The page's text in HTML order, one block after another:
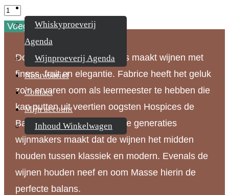
Whiskyproeverij
Agenda
Wijnproeverij Agenda
Nieuwsbrief
Contact
Mijn account
Inhoud Winkelwagen
Domaine
Masse,
Crémant
Bourgogne
aantal
Voeg toe aan uw bestelling
Domaine Masse Père & Fils maakt wijnen met
finess, fruit en elegantie. Fabrice heeft het geluk
zo’n ervaren oom als leermeester te hebben die
kan putten uit veertien oogsten Hospices de
Baune. De inbreng van twee generaties
wijnmakers maakt dat de wijnen het midden
houden tussen klassiek en modern. Evenals de
wijnen houden neef en oom Masse hierin de
perfecte balans.